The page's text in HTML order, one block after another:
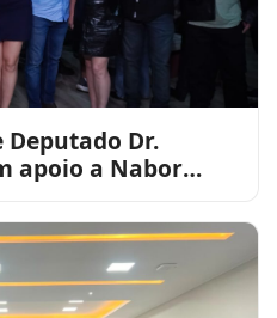
Deputado Dr.
apoio a Nabor